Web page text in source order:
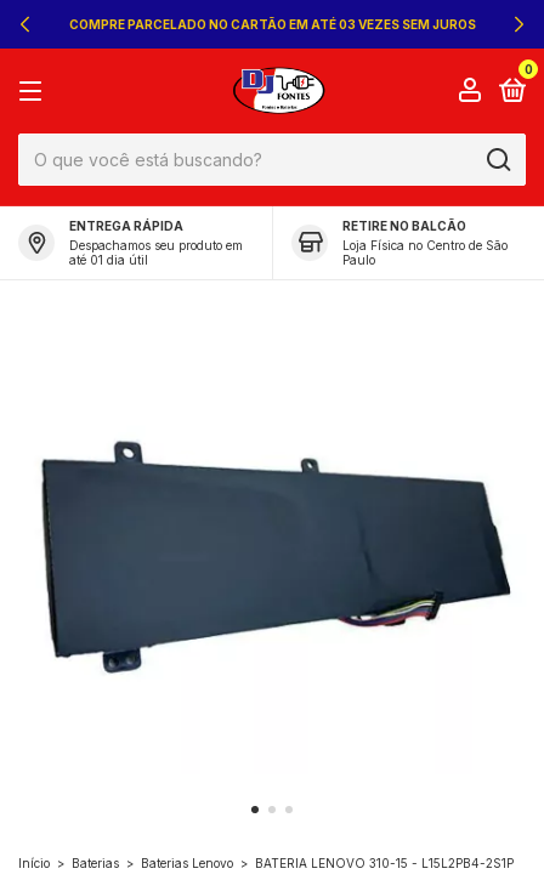
COMPRE PARCELADO NO CARTÃO EM ATÉ 03 VEZES SEM JUROS
0
ENTREGA RÁPIDA
Despachamos seu produto em
até 01 dia útil
RETIRE NO BALCÃO
Loja Física no Centro de São
Paulo
Início > Baterias > Baterias Lenovo > BATERIA LENOVO 310-15 - L15L2PB4-2S1P